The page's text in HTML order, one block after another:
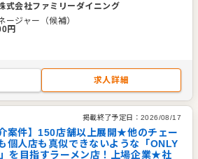
式会社ファミリーダイニング
ージャー（候補）
円
求人詳細
掲載終了予定日： 2026/08/17
介案件】150店舗以上展開★他のチェー
個人店も真似できないような「ONLY
を目指すラーメン店！上場企業★社